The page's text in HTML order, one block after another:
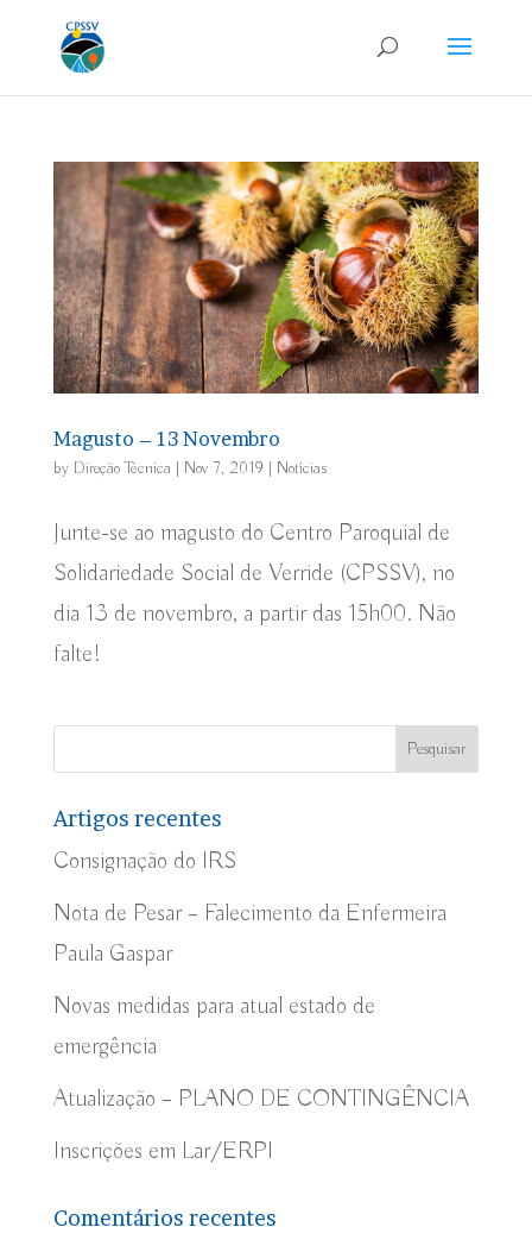
Magusto – 13 Novembro
by Direção Técnica | Nov 7, 2019 | Notícias
Junte-se ao magusto do Centro Paroquial de
Solidariedade Social de Verride (CPSSV), no
dia 13 de novembro, a partir das 15h00. Não
falte!
Artigos recentes
Consignação do IRS
Nota de Pesar – Falecimento da Enfermeira
Paula Gaspar
Novas medidas para atual estado de
emergência
Atualização – PLANO DE CONTINGÊNCIA
Inscrições em Lar/ERPI
Comentários recentes